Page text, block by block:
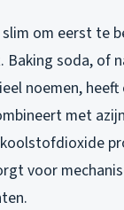
om eerst te
Baking soda, of
noemen, heeft
met
voor